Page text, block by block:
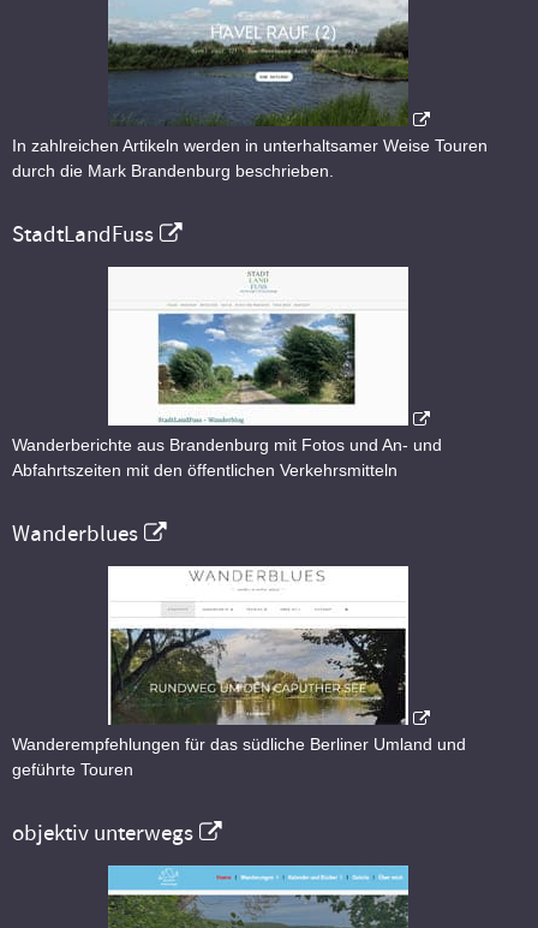
In zahlreichen Artikeln werden in unterhaltsamer Weise Touren
durch die Mark Brandenburg beschrieben.
StadtLandFuss
Wanderberichte aus Brandenburg mit Fotos und An- und
Abfahrtszeiten mit den öffentlichen Verkehrsmitteln
Wanderblues
Wanderempfehlungen für das südliche Berliner Umland und
geführte Touren
objektiv unterwegs